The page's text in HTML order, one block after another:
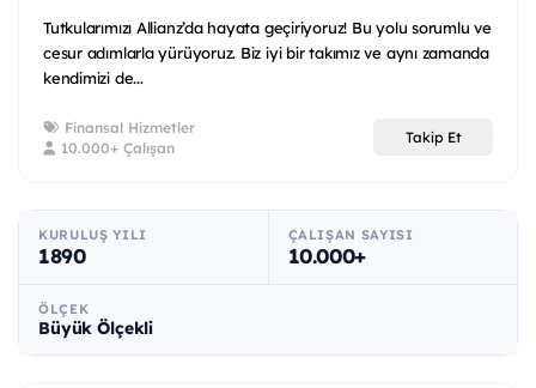
Tutkularımızı Allianz’da hayata geçiriyoruz! Bu yolu sorumlu ve
cesur adımlarla yürüyoruz. Biz iyi bir takımız ve aynı zamanda
kendimizi de...
Finansal Hizmetler
10.000+ Çalışan
Takip Et
KURULUŞ YILI
1890
ÇALIŞAN SAYISI
10.000+
ÖLÇEK
Büyük Ölçekli